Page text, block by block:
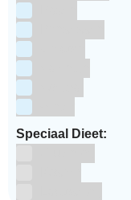
Speciaal Dieet: